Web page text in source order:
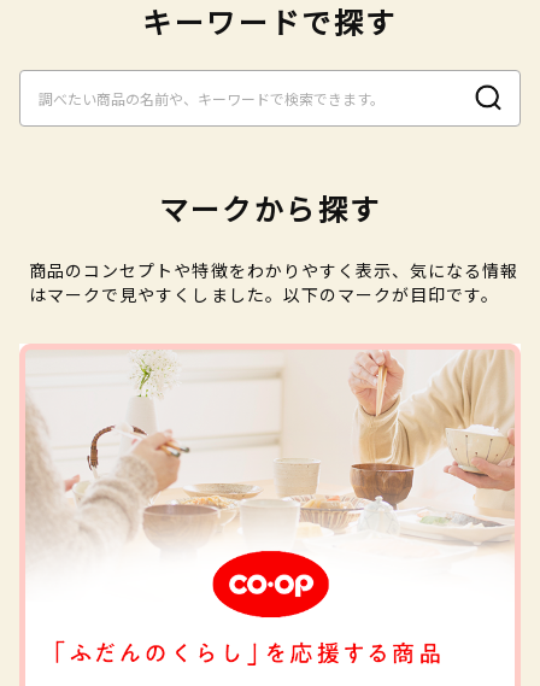
キーワードで探す
マークから探す
商品のコンセプトや特徴をわかりやすく表示、気になる情報
はマークで見やすくしました。以下のマークが目印です。